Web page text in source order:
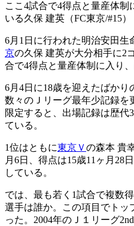
ここ4試合で4得点と量産体
いる久保 建英（FC東京/#15）
6月1日に行われた明治安田生
京の久保 建英が大分相手に2
合で4得点と量産体制に入り
6月4日に18歳を迎えたばか
数々のＪリーグ最年少記録を
限定すると、出場記録は歴代
ている。
1位はともに東京Ｖの森本 貴
月6日、得点は15歳11ヶ月28
している。
では、最も若く1試合で複数
選手は誰か。この項目でトッ
った。2004年のＪ１リーグ